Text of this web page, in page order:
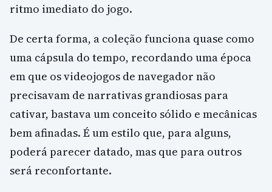
ritmo imediato do jogo.
De certa forma, a coleção funciona quase como
uma cápsula do tempo, recordando uma época
em que os videojogos de navegador não
precisavam de narrativas grandiosas para
cativar, bastava um conceito sólido e mecânicas
bem afinadas. É um estilo que, para alguns,
poderá parecer datado, mas que para outros
será reconfortante.